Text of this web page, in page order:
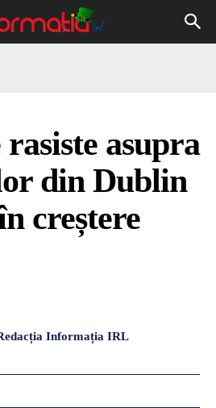
asupra
din Dublin
creștere
Informația IRL